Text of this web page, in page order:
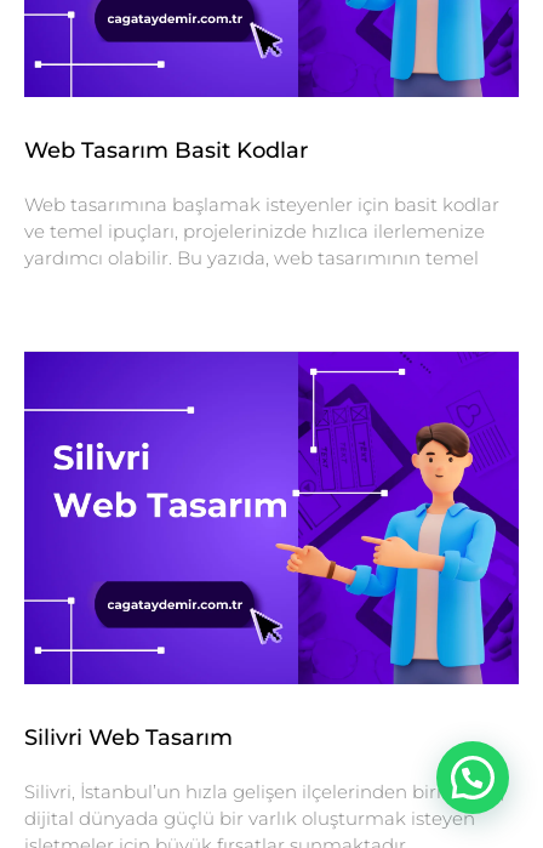
Web Tasarım Basit Kodlar
Web tasarımına başlamak isteyenler için basit kodlar
ve temel ipuçları, projelerinizde hızlıca ilerlemenize
yardımcı olabilir. Bu yazıda, web tasarımının temel
Silivri Web Tasarım
Silivri, İstanbul’un hızla gelişen ilçelerinden biri olarak,
dijital dünyada güçlü bir varlık oluşturmak isteyen